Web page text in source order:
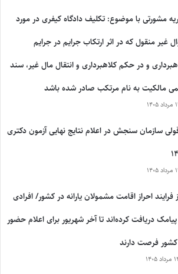
مشورتی با موضوع: تکلیف دادگاه کیفری در مورد
غیر منقول که در اثر ارتکاب جرایم در جرایم
و در حکم کلاهبرداری و انتقال مال غیر، سند
مالکیت به نام مرتکب صادر شده باشد
۱۴۰۵
سازمان سنجش در اعلام نتایج نهایی آزمون دکتری
۱۴۰۵
فرایند احراز اقامت مشمولان یارانه در کشور/ افرادی
دریافت کرده‌اند تا آخر شهریور برای اعلام حضور
فرصت دارند
۱۴۰۵